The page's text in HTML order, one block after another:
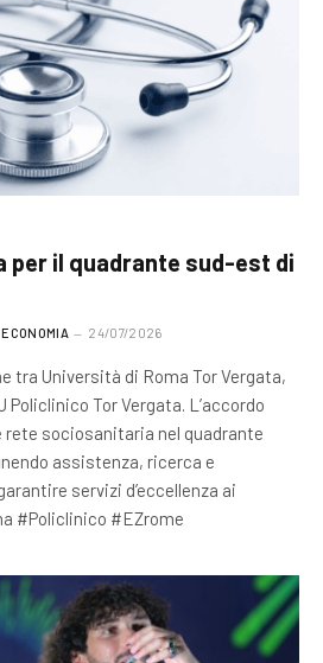
per il quadrante sud-est di
24/07/2026
tra Università di Roma Tor Vergata,
Policlinico Tor Vergata. L’accordo
rete sociosanitaria nel quadrante
assistenza, ricerca e
servizi d’eccellenza ai
#Policlinico #EZrome